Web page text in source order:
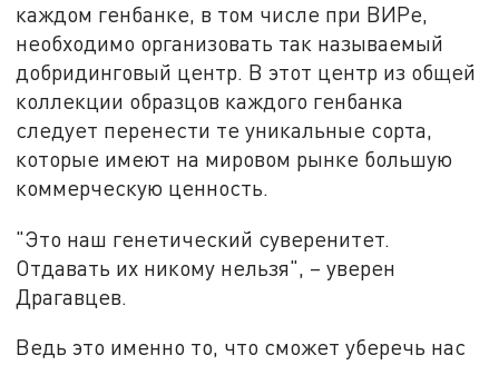
каждом генбанке, в том числе при ВИРе,
необходимо организовать так называемый
добридинговый центр. В этот центр из общей
коллекции образцов каждого генбанка
следует перенести те уникальные сорта,
которые имеют на мировом рынке большую
коммерческую ценность.
"Это наш генетический суверенитет.
Отдавать их никому нельзя", – уверен
Драгавцев.
Ведь это именно то, что сможет уберечь нас